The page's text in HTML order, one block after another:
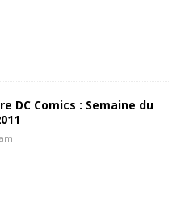
DC Comics : Semaine du